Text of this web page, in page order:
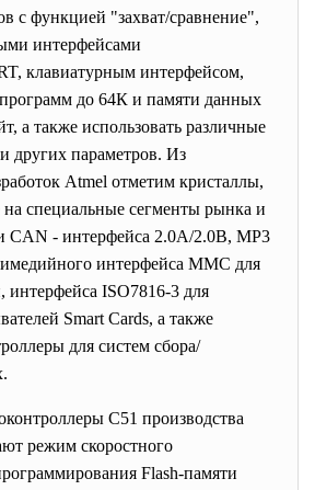
с функцией "захват/сравнение",
интерфейсами
клавиатурным интерфейсом,
до 64К и памяти данных
а также использовать различные
других параметров. Из
Atmel отметим кристаллы,
специальные сегменты рынка и
CAN - интерфейса 2.0A/2.0B, MP3
интерфейса MMC для
интерфейса ISO7816-3 для
Smart Cards, а также
для систем сбора/
С51 производства
режим скоростного
Flash-памяти